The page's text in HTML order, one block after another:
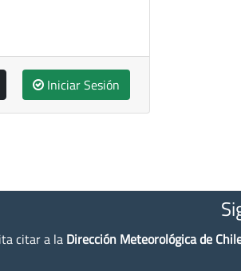
Iniciar Sesión
citar a la Dirección Meteorológica de